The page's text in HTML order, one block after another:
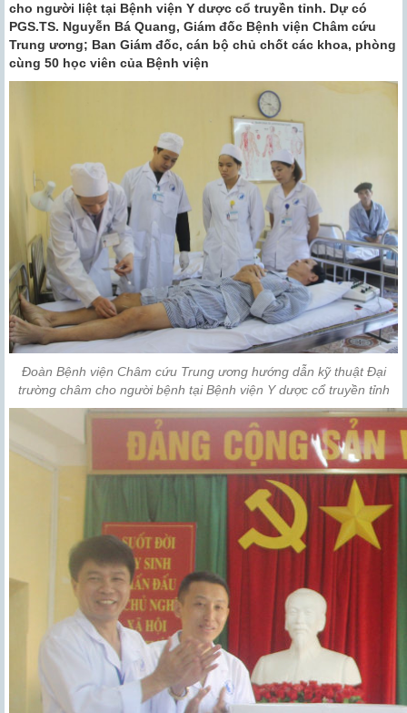
cho người liệt tại Bệnh viện Y dược cổ truyền tỉnh. Dự có
PGS.TS. Nguyễn Bá Quang, Giám đốc Bệnh viện Châm cứu
Trung ương; Ban Giám đốc, cán bộ chủ chốt các khoa, phòng
cùng 50 học viên của Bệnh viện
Đoàn Bệnh viện Châm cứu Trung ương hướng dẫn kỹ thuật Đại
trường châm cho người bệnh tại Bệnh viện Y dược cổ truyền tỉnh